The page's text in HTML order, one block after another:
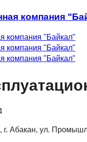
компания
компания "Байкал"
компания "Байкал"
компания "Байкал"
г. Абакан, ул.